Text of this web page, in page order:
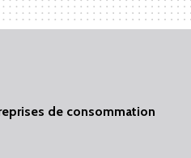
de consommation